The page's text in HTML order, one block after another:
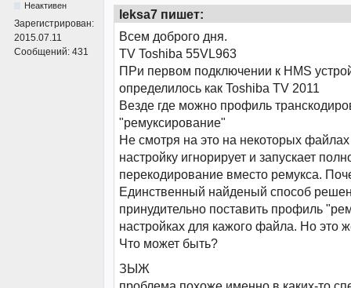
Неактивен
Зарегистрирован:
2015.07.11
Сообщений: 431
leksa7 пишет:
Всем доброго дня.
TV Toshiba 55VL963
ПРи первом подключении к HMS
определилось как Toshiba TV 2011
Везде где можно профиль
"ремуксирование"
Не смотря на это на некоторых файлах
настройку игнорирует и запускает
перекодирование вместо ремукса.
Единственный найденый способ
принудительно поставить профиль
настройках для кажого файла. Но это
Что может быть?
ЗЫЖ